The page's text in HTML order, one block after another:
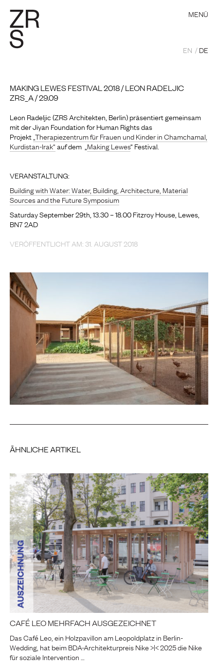
MENÜ
EN DE
MAKING LEWES FESTIVAL 2018 / LEON RADELJIC
ZRS_A / 29.09
Leon Radeljic (ZRS Architekten, Berlin) präsentiert gemeinsam
mit der Jiyan Foundation for Human Rights das
Projekt „Therapiezentrum für Frauen und Kinder in Chamchamal,
Kurdistan-Irak“auf dem „ Making Lewes“ Festival.
VERANSTALTUNG:
Building with Water: Water, Building, Architecture, Material
Sources and the Future Symposium
Saturday September 29th, 13.30 – 18.00 Fitzroy House, Lewes,
BN7 2AD
VERÖFFENTLICHT AM: 31. AUGUST 2018
ÄHNLICHE ARTIKEL
CAFÉ LEO MEHRFACH AUSGEZEICHNET
Das Café Leo, ein Holzpavillon am Leopoldplatz in Berlin-
Wedding, hat beim BDA-Architekturpreis Nike >|< 2025 die Nike
für soziale Intervention …